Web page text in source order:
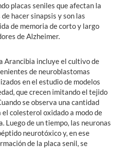
placas seniles que afectan la
hacer sinapsis y son las
de memoria de corto y largo
de Alzheimer.
Arancibia incluye el cultivo de
de neuroblastomas
en el estudio de modelos
que crecen imitando el tejido
se observa una cantidad
colesterol oxidado a modo de
Luego de un tiempo, las neuronas
neurotóxico y, en ese
de la placa senil, se